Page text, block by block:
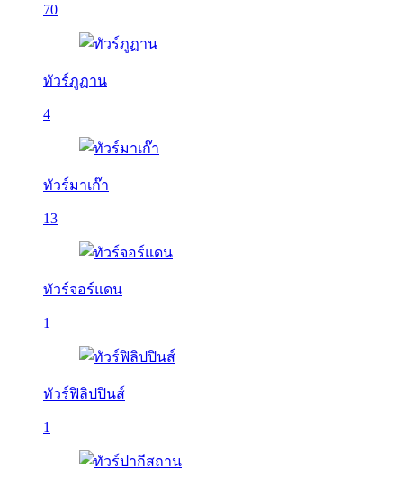
70
ทัวร์ภูฏาน
4
ทัวร์มาเก๊า
13
ทัวร์จอร์แดน
1
ทัวร์ฟิลิปปินส์
1